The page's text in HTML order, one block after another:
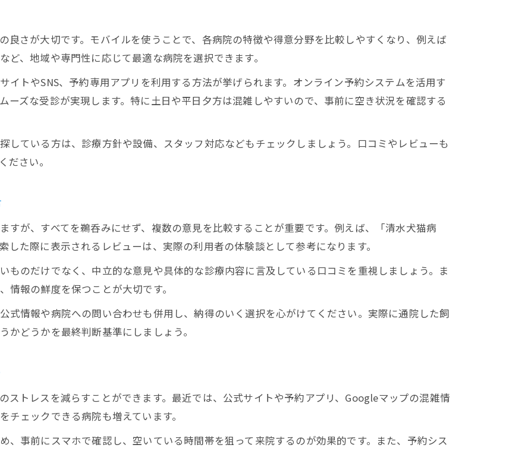
動物病院の対応範囲を埼玉県内で比較する方法
口コミや評判から動物病院を選ぶ地域別ポイント
動物病院の診療内容や予約方法を賢くチェック
約もスムーズにできる動物病院活用法
動物病院の予約をモバイルで簡単に取る方法
モバイルで予約状況を確認できる動物病院とは
動物病院の所在地やアクセスを詳しく紹介
美里動物病院など地域密着型の強みを解説
良さが大切です。モバイルを使うことで、各病院の特徴や得意分野を比較しやすくなり、例えば
、地域や専門性に応じて最適な病院を選択できます。
イトやSNS、予約専用アプリを利用する方法が挙げられます。オンライン予約システムを活用す
ーズな受診が実現します。特に土日や平日夕方は混雑しやすいので、事前に空き状況を確認する
している方は、診療方針や設備、スタッフ対応などもチェックしましょう。口コミやレビューも
さい。
すが、すべてを鵜呑みにせず、複数の意見を比較することが重要です。例えば、「清水犬猫病
た際に表示されるレビューは、実際の利用者の体験談として参考になります。
ものだけでなく、中立的な意見や具体的な診療内容に言及している口コミを重視しましょう。ま
報の鮮度を保つことが大切です。
式情報や病院への問い合わせも併用し、納得のいく選択を心がけてください。実際に通院した飼
どうかを最終判断基準にしましょう。
ストレスを減らすことができます。最近では、公式サイトや予約アプリ、Googleマップの混雑情
ェックできる病院も増えています。
、事前にスマホで確認し、空いている時間帯を狙って来院するのが効果的です。また、予約シス
WEB予約はこちら
WEB予約はこちら